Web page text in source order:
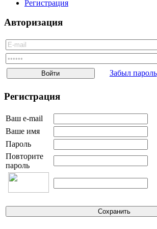
Московская область
Мурманская область
Новгородская область
Новосибирская область
Пензенская область
Пермский край
Псковская область
Рязанская область
Сахалинская область
Свердловская область
Тамбовская область
Тверская область
Регистрация
Авторизация
Забыл пароль
Регистрация
Ваш e-mail
Ваше имя
Пароль
Повторите
пароль